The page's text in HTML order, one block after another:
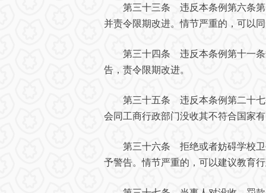
第三十三条 违反本条例第六条第一
并责令限期改进。情节严重的，可以
第三十四条 违反本条例第十一条规
告，责令限期改进。
第三十五条 违反本条例第二十七条
会同工商行政部门没收其不符合国家
第三十六条 拒绝或者妨碍学校卫生
予警告。情节严重的，可以建议教育